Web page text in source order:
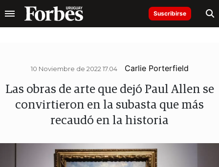
Suscribirse
10 Noviembre de 2022 17.04 Carlie Porterfield
Las obras de arte que dejó Paul Allen se
convirtieron en la subasta que más
recaudó en la historia